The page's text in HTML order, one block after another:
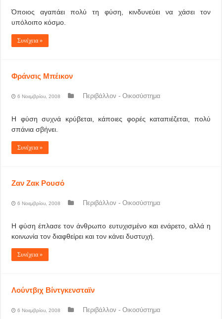
Όποιος αγαπάει πολύ τη φύση, κινδυνεύει να χάσει τον
υπόλοιπο κόσμο.
Συνέχεια »
Φράνσις Μπέικον
6 Νοεμβρίου, 2008 Περιβάλλον - Οικοσύστημα
Η φύση συχνά κρύβεται, κάποιες φορές καταπιέζεται, πολύ
σπάνια σβήνει.
Συνέχεια »
Ζαν Ζακ Ρουσό
6 Νοεμβρίου, 2008 Περιβάλλον - Οικοσύστημα
Η φύση έπλασε τον άνθρωπο ευτυχισμένο και ενάρετο, αλλά η
κοινωνία τον διαφθείρει και τον κάνει δυστυχή.
Συνέχεια »
Λούντβιχ Βίντγκενσταϊν
6 Νοεμβρίου, 2008 Περιβάλλον - Οικοσύστημα